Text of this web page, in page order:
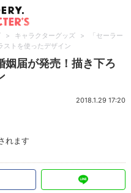
> キャラクターグッズ >
「セーラー
ストを使ったデザイン
姻届が発売！描き下ろ
2018.1.29 17:20
れます